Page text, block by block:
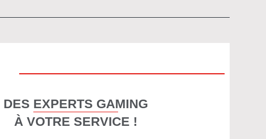
DES EXPERTS GAMING
À VOTRE SERVICE !